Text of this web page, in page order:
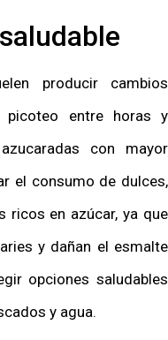
producir cambios
entre horas y
con mayor
el consumo de dulces,
ricos en azúcar, ya que
y dañan el esmalte
opciones saludables
y agua.